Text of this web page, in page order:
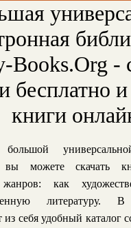
Books.Org -
бесплатно и
книги
вы можете скачать
жанров: как
литературу.
из себя удобный каталог